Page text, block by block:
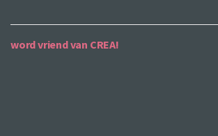
word vriend van CREA!